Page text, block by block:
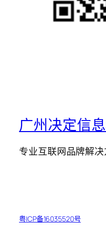
广州决定信
专业互联网品牌解
粤ICP备16035520号